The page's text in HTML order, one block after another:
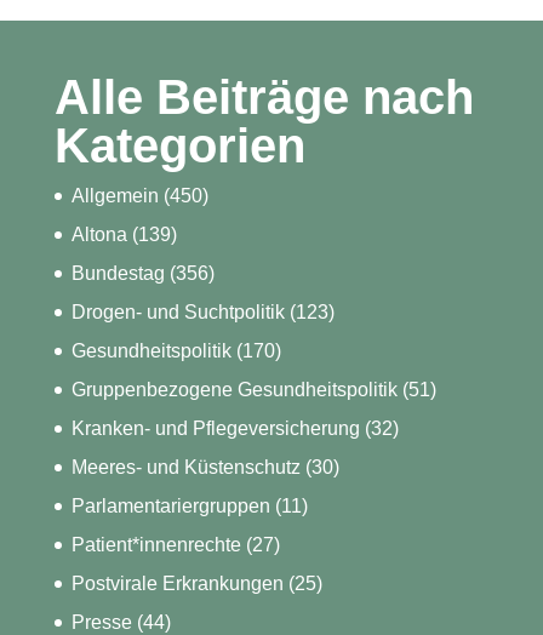
Alle Beiträge nach
Kategorien
Allgemein (450)
Altona (139)
Bundestag (356)
Drogen- und Suchtpolitik(123)
Gesundheitspolitik(170)
Gruppenbezogene Gesundheitspolitik(51)
Kranken- und Pflegeversicherung (32)
Meeres- und Küstenschutz (30)
Parlamentariergruppen (11)
Patient*innenrechte(27)
Postvirale Erkrankungen (25)
Presse(44)